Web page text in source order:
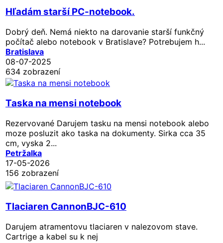
Hľadám starší PC-notebook.
Dobrý deň. Nemá niekto na darovanie starší funkčný
počítač alebo notebook v Bratislave? Potrebujem h...
Bratislava
08-07-2025
634 zobrazení
Taska na mensi notebook
Rezervované Darujem tasku na mensi notebook alebo
moze posluzit ako taska na dokumenty. Sirka cca 35
cm, vyska 2...
Petržalka
17-05-2026
156 zobrazení
Tlaciaren CannonBJC-610
Darujem atramentovu tlaciaren v nalezovom stave.
Cartrige a kabel su k nej